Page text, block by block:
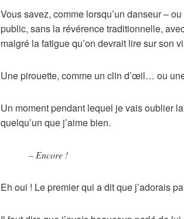
Vous savez, comme lorsqu’un danseur –
public, sans la révérence traditionnelle,
malgré la fatigue qu’on devrait lire sur son
Une pirouette, comme un clin d’œil… ou
Un moment pendant lequel je vais oublier
quelqu’un que j’aime bien.
– Encore !
Eh oui ! Le premier qui a dit que j’adorais